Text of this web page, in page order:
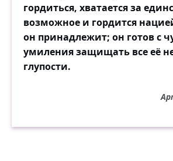
гордиться, хватается за
возможное и гордится
он принадлежит; он готов с
умиления защищать все её
глупости.